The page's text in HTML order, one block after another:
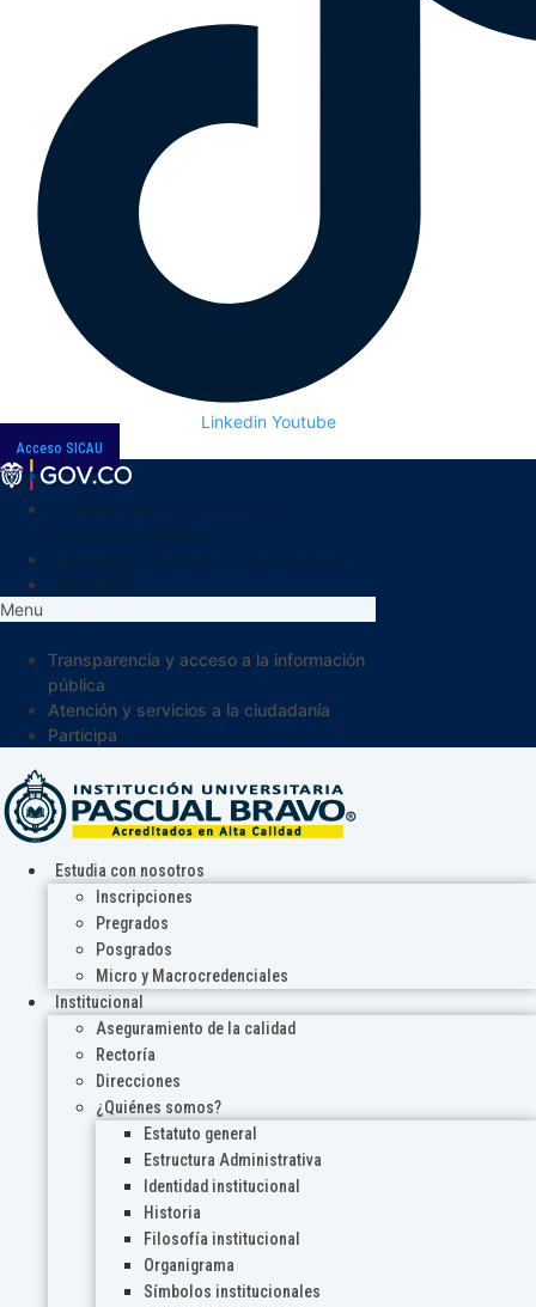
Linkedin Youtube
Acceso SICAU
Menu
Transparencia y acceso a la información
pública
Atención y servicios a la ciudadanía
Participa
Estudia con nosotros
Inscripciones
Pregrados
Posgrados
Micro y Macrocredenciales
Institucional
Aseguramiento de la calidad
Rectoría
Direcciones
¿Quiénes somos?
Estatuto general
Estructura Administrativa
Identidad institucional
Historia
Filosofía institucional
Organigrama
Símbolos institucionales